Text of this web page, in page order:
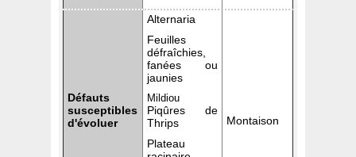
Défauts
susceptibles
d'évoluer
Alternaria
Feuilles
défraîchies,
fanées ou
jaunies
Mildiou
Piqûres de
Thrips
Plateau
Montaison